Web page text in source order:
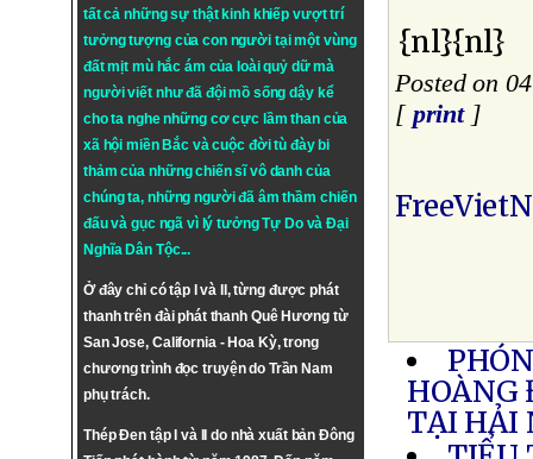
tất cả những sự thật kinh khiếp vượt trí
tưởng tượng của con người tại một vùng
đất mịt mù hắc ám của loài quỷ dữ mà
người viết như đã đội mồ sống dậy kể
cho ta nghe những cơ cực lầm than của
xã hội miền Bắc và cuộc đời tù đày bi
thảm của những chiến sĩ vô danh của
chúng ta, những người đã âm thầm chiến
đấu và gục ngã vì lý tưởngTự DovàĐại
Nghĩa Dân Tộc...
Ở đây chỉ có tập I và II, từng được phát
thanh trên đài phát thanh Quê Hương từ
San Jose, California - Hoa Kỳ, trong
chương trình đọc truyện do Trần Nam
phụ trách.
Thép Đen tập I và II do nhà xuất bản Đông
{nl}{nl}
Posted on
[ print]
HOÀNG
TẠI HẢI